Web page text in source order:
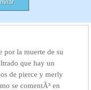
por la muerte de su
que hay un
de pierce y merly
se comentÃ³ en